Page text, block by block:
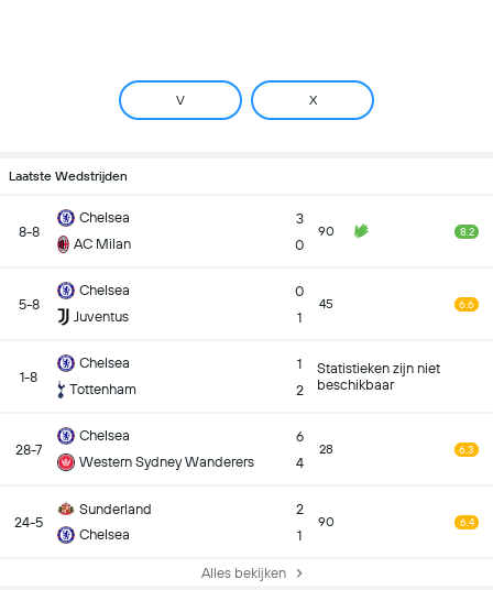
V X
Laatste Wedstrijden
8-8
Chelsea
AC Milan
3
0
90 8.2
5-8
Chelsea
Juventus
0
1
45 6.6
1-8
Chelsea
Tottenham
1
2
Statistieken zijn niet
beschikbaar
28-7
Chelsea
Western Sydney Wanderers
6
4
28 6.3
24-5
Sunderland
Chelsea
2
1
90 6.4
Alles bekijken